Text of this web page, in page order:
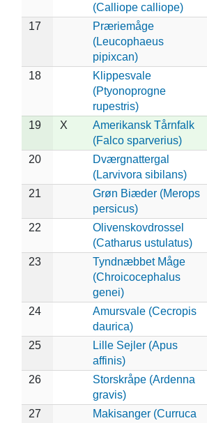
(Calliope calliope)
17
Præriemåge
(Leucophaeus
pipixcan)
18
Klippesvale
(Ptyonoprogne
rupestris)
19 X
Amerikansk Tårnfalk
(Falco sparverius)
20
Dværgnattergal
(Larvivora sibilans)
21
Grøn Biæder (Merops
persicus)
22
Olivenskovdrossel
(Catharus ustulatus)
23
Tyndnæbbet Måge
(Chroicocephalus
genei)
24
Amursvale (Cecropis
daurica)
25
Lille Sejler (Apus
affinis)
26
Storskråpe (Ardenna
gravis)
27
Makisanger (Curruca